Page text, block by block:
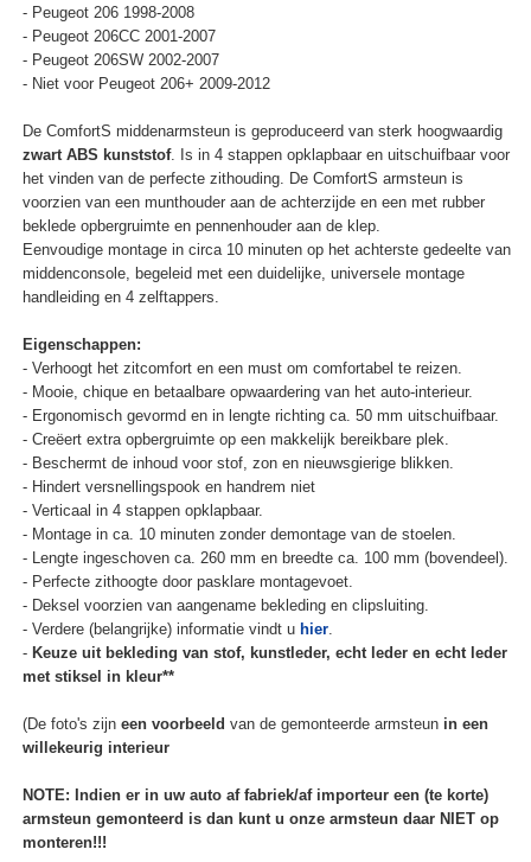
- Peugeot 206 1998-2008
- Peugeot 206CC 2001-2007
- Peugeot 206SW 2002-2007
- Niet voor Peugeot 206+ 2009-2012
De ComfortS middenarmsteun is geproduceerd van sterk hoogwaardig
zwart ABS kunststof. Is in 4 stappen opklapbaar en uitschuifbaar voor
het vinden van de perfecte zithouding. De ComfortS armsteun is
voorzien van een munthouder aan de achterzijde en een met rubber
beklede opbergruimte en pennenhouder aan de klep.
Eenvoudige montage in circa 10 minuten op het achterste gedeelte van
middenconsole, begeleid met een duidelijke, universele montage
handleiding en 4 zelftappers.
Eigenschappen:
- Verhoogt het zitcomfort en een must om comfortabel te reizen.
- Mooie, chique en betaalbare opwaardering van het auto-interieur.
- Ergonomisch gevormd en in lengte richting ca. 50 mm uitschuifbaar.
- Creëert extra opbergruimte op een makkelijk bereikbare plek.
- Beschermt de inhoud voor stof, zon en nieuwsgierige blikken.
- Hindert versnellingspook en handrem niet
- Verticaal in 4 stappen opklapbaar.
- Montage in ca. 10 minuten zonder demontage van de stoelen.
- Lengte ingeschoven ca. 260 mm en breedte ca. 100 mm (bovendeel).
- Perfecte zithoogte door pasklare montagevoet.
- Deksel voorzien van aangename bekleding en clipsluiting.
- Verdere (belangrijke) informatie vindt u hier.
- Keuze uit bekleding van stof, kunstleder, echt leder en echt leder
met stiksel in kleur**
(De foto's zijn een voorbeeld van de gemonteerde armsteun in een
willekeurig interieur
NOTE: Indien er in uw auto af fabriek/af importeur een (te korte)
armsteun gemonteerd is dan kunt u onze armsteun daar NIET op
monteren!!!